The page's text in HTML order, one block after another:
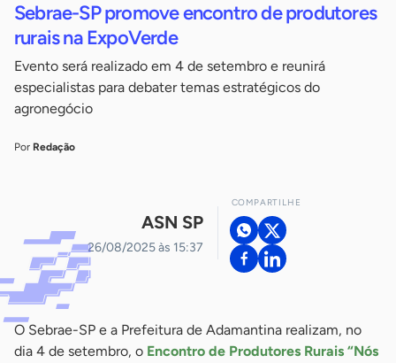
Sebrae-SP promove encontro de produtores
rurais na ExpoVerde
Evento será realizado em 4 de setembro e reunirá
especialistas para debater temas estratégicos do
agronegócio
Por Redação
ASN SP
26/08/2025 às 15:37
COMPARTILHE
O Sebrae-SP e a Prefeitura de Adamantina realizam, no
dia 4 de setembro, o Encontro de Produtores Rurais “Nós